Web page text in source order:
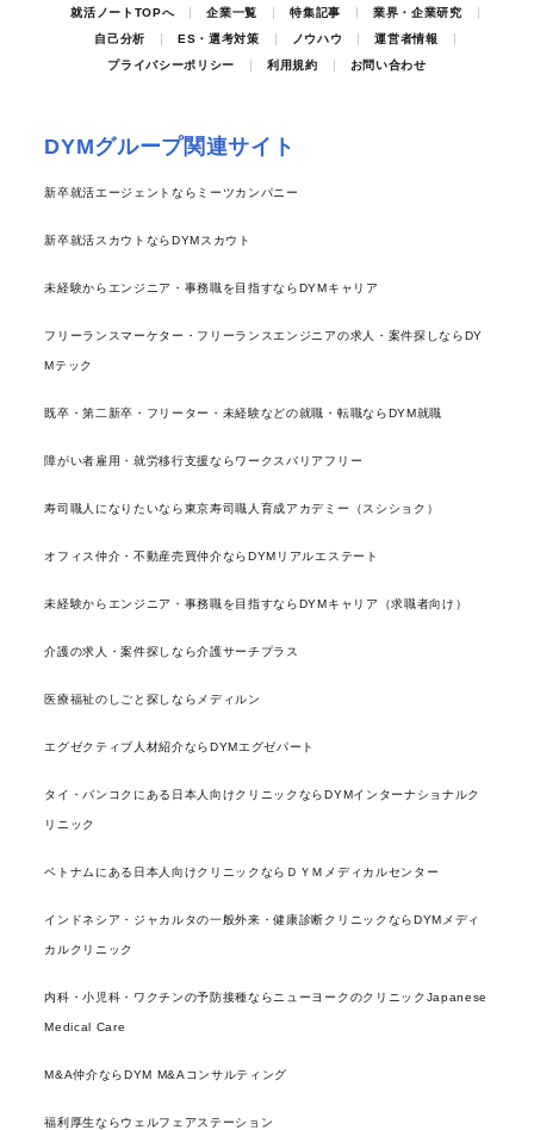
就活ノートTOPへ 企業一覧 特集記事
業界・企業研究
自己分析
ES・選考対策 ノウハウ
運営者情報
プライバシーポリシー
利用規約 お問い合わせ
DYMグループ関連サイト
新卒就活エージェントならミーツカンパニー
新卒就活スカウトならDYMスカウト
未経験からエンジニア・事務職を目指すならDYMキャリア
フリーランスマーケター・フリーランスエンジニアの求人・案件探しならDY
Mテック
既卒・第二新卒・フリーター・未経験などの就職・転職ならDYM就職
障がい者雇用・就労移行支援ならワークスバリアフリー
寿司職人になりたいなら東京寿司職人育成アカデミー（スシショク）
オフィス仲介・不動産売買仲介ならDYMリアルエステート
未経験からエンジニア・事務職を目指すならDYMキャリア（求職者向け）
介護の求人・案件探しなら介護サーチプラス
医療福祉のしごと探しならメディルン
エグゼクティブ人材紹介ならDYMエグゼパート
タイ・バンコクにある日本人向けクリニックならDYMインターナショナルク
リニック
ベトナムにある日本人向けクリニックならＤＹＭメディカルセンター
インドネシア・ジャカルタの一般外来・健康診断クリニックならDYMメディ
カルクリニック
内科・小児科・ワクチンの予防接種ならニューヨークのクリニックJapanese
Medical Care
M&A仲介ならDYM M&Aコンサルティング
福利厚生ならウェルフェアステーション